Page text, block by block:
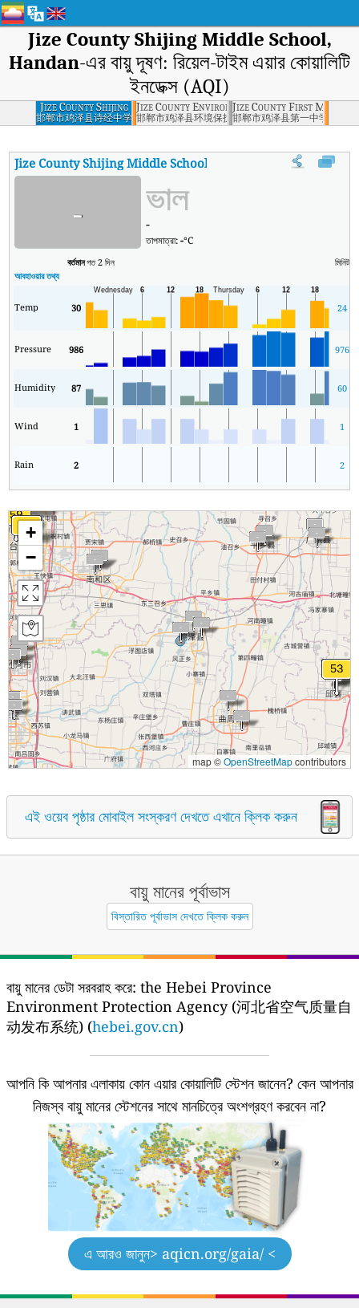
Jize County Shijing Middle School,
Handan-এর বায়ু দূষণ: রিয়েল-টাইম এয়ার কোয়ালিটি
ইনডেক্স (AQI)
Jize County Shijing
Middle School,
Handan
邯郸市鸡泽县诗经中学
Jize County Environmental Protection
邯郸市鸡泽县环境保护局
Jize County First Middle
邯郸市鸡泽县第一中学
Jize County Shijing Middle School, Handan -এর AQI: Jize
- ভাল
-
তাপমাত্রা:-°C
বর্তমানগত 2 দিন মিনিট
আবহাওয়ার তথ্য
Temp 30 24
Pressure 986 976
Humidity 87 60
Wind 1 1
Rain 2 2
+
−
map ©OpenStreetMapcontributors
এই ওয়েব পৃষ্ঠার মোবাইল সংস্করণ দেখতে এখানে ক্লিক করুন
বায়ু মানের পূর্বাভাস
বিস্তারিত পূর্বাভাস দেখতে ক্লিক করুন
বায়ু মানের ডেটা সরবরাহ করে: the Hebei Province
Environment Protection Agency (河北省空气质量自
动发布系统) (hebei.gov.cn)
আপনি কি আপনার এলাকায় কোন এয়ার কোয়ালিটি স্টেশন জানেন? কেন আপনার
নিজস্ব বায়ু মানের স্টেশনের সাথে মানচিত্রে অংশগ্রহণ করবেন না?
এ আরও জানুন> aqicn.org/gaia/ <